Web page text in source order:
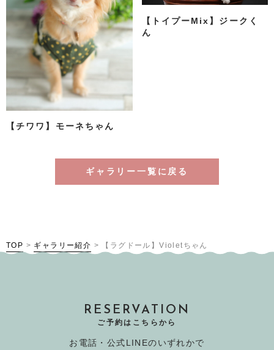
【チワワ】モーネちゃん
【トイプーMix】ジークく
ん
ギャラリー一覧に戻る
TOP > ギャラリー紹介 > 【ラグドール】Violetちゃん
RESERVATION
ご予約はこちらから
お電話・公式LINEのいずれかで